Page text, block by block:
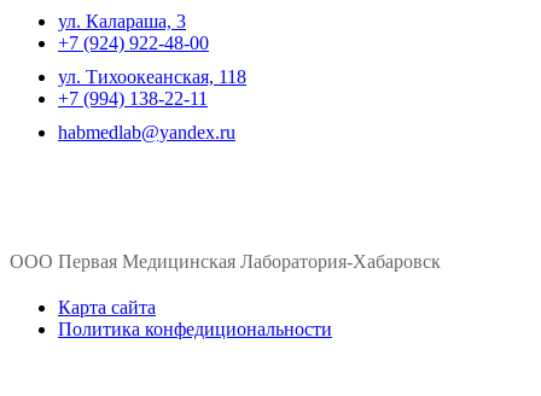
ул. ​Калараша, 3
+7 (924) 922-48-00
ул. ​Тихоокеанская, 118
+7 (994) 138-22-11
habmedlab@yandex.ru
ООО Первая Медицинская Лаборатория-Хабаровск
Карта сайта
Политика конфедициональности